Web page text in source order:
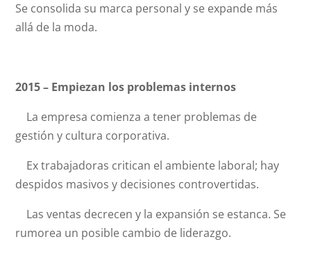
Se consolida su marca personal y se expande más
allá de la moda.
2015 – Empiezan los problemas internos
La empresa comienza a tener problemas de
gestión y cultura corporativa.
Ex trabajadoras critican el ambiente laboral; hay
despidos masivos y decisiones controvertidas.
Las ventas decrecen y la expansión se estanca. Se
rumorea un posible cambio de liderazgo.